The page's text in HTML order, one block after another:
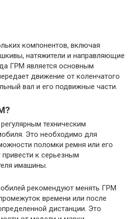
компонентов, включая
натяжители и направляющие
ГРМ является основным
движение от коленчатого
вал и его подвижные части.
техническим
Это необходимо для
поломки ремня или его
к серьезным
имашины.
рекомендуют менять ГРМ
времени или после
дистанции. Это